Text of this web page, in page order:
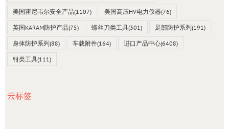
美国霍尼韦尔安全产品(1107) 美国高压HV电力仪器(76)
英国KARAM防护产品(75) 螺丝刀类工具(301) 足部防护系列(191)
身体防护系列(88) 车载附件(164) 进口产品中心(6408)
钳类工具(111)
云标签